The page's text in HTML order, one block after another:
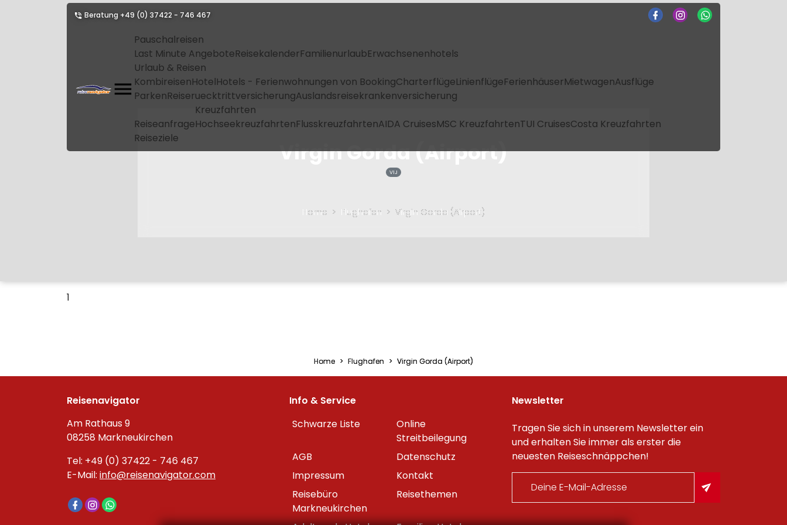
Beratung +49 (0) 37422 - 746 467
Pauschalreisen
Last Minute AngeboteReisekalenderFamilienurlaubErwachsenenhotels
Urlaub & Reisen
KombireisenHotelHotels - Ferienwohnungen von BookingCharterflügeLinienflügeFerienhäuserMietwagenAusflüge
ParkenReiseruecktrittversicherungAuslandsreisekrankenversicherung
Reiseanfrage
Kreuzfahrten
HochseekreuzfahrtenFlusskreuzfahrtenAIDA CruisesMSC KreuzfahrtenTUI CruisesCosta Kreuzfahrten
Reiseziele
Virgin Gorda (Airport)
VIJ
Home Flughafen Virgin Gorda (Airport)
1
Home Flughafen Virgin Gorda (Airport)
Reisenavigator
Am Rathaus 9
08258 Markneukirchen
Tel: +49 (0) 37422 - 746 467
E-Mail: info@reisenavigator.com
Info & Service
Schwarze Liste
Online
Streitbeilegung
AGB
Datenschutz
Impressum
Kontakt
Reisebüro
Markneukirchen
Reisethemen
Newsletter
Tragen Sie sich in unserem Newsletter ein
und erhalten Sie immer als erster die
neuesten Reiseschnäppchen!